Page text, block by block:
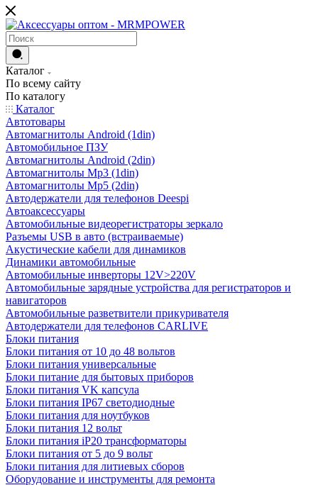
Каталог
По всему сайту
По каталогу
Каталог
Автотовары
Автомагнитолы Android (1din)
Автомобильное ПЗУ
Автомагнитолы Android (2din)
Автомагнитолы Mp3 (1din)
Автомагнитолы Mp5 (2din)
Автодержатели для телефонов Deespi
Автоаксессуары
Автомобильные видеорегистраторы зеркало
Разъемы USB в авто (встраиваемые)
Акустические кабели для динамиков
Динамики автомобильные
Автомобильные инверторы 12V>220V
Автомобильные зарядные устройства для регистраторов и
навигаторов
Автомобильные разветвители прикуривателя
Автодержатели для телефонов CARLIVE
Блоки питания
Блоки питания от 10 до 48 вольтов
Блоки питания универсальные
Блоки питание для бытовых приборов
Блоки питания VK капсула
Блоки питания IP67 светодиодные
Блоки питания для ноутбуков
Блоки питания 12 вольт
Блоки питания iP20 трансформаторы
Блоки питания от 5 до 9 вольт
Блоки питания для литиевых сборов
Оборудование и инструменты для ремонта